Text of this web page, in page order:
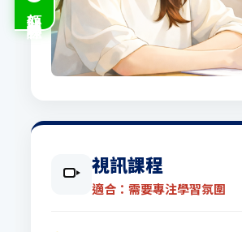
視訊課程
適合：需要專注學習氛圍